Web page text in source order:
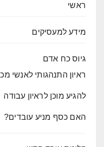
ראשי
מידע למעסיקים
גיוס כח אדם
ראיון התנהגותי לאנשי
להגיע מוכן לראיון עבודה
האם כסף מניע עובדים?